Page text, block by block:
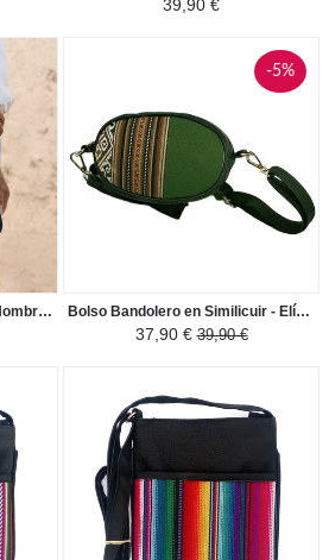
39,90 €
Morral MANTA INCA - Para Hombre LLama - Azul / Negro
-5%
Bolso Bandolero en Similicuir - Elíptico - Verde / Marron
37,90 €39,90 €